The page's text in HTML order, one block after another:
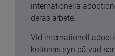
internationella
deras arbete.
Vid internationell
kulturers syn på vad